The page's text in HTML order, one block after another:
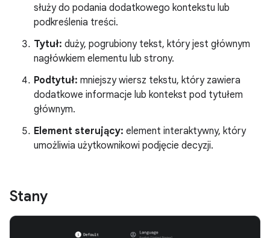
służy do podania dodatkowego kontekstu lub
podkreślenia treści.
Tytuł: duży, pogrubiony tekst, który jest głównym
nagłówkiem elementu lub strony.
Podtytuł: mniejszy wiersz tekstu, który zawiera
dodatkowe informacje lub kontekst pod tytułem
głównym.
Element sterujący: element interaktywny, który
umożliwia użytkownikowi podjęcie decyzji.
Stany